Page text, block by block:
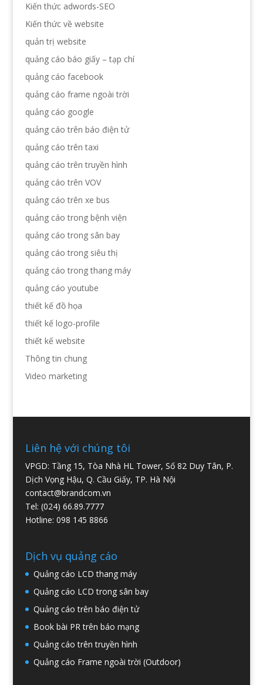
Kiến thức adwords-SEO
Kiến thức về website
quản trị website
quảng cáo báo giấy – tạp chí
quảng cáo facebook
quảng cáo frame ngoài trời
quảng cáo google
quảng cáo trên báo điện tử
quảng cáo trên taxi
quảng cáo trên truyền hình
quảng cáo trên VOV
quảng cáo trên xe bus
quảng cáo trong bệnh viện
quảng cáo trong sân bay
quảng cáo trong siêu thị
quảng cáo trong thang máy
quảng cáo youtube
thiết kế đồ họa
thiết kế logo-profile
thiết kế website
Thông tin chung
Video marketing
Liên hệ với chúng tôi
VPGD: Tầng 15, Tòa Nhà HL Tower, Số 82 Duy Tân, P.
Dịch Vọng Hậu, Q. Cầu Giấy, TP. Hà Nội
contact@brandcom.vn
Tel: (024) 66.89.7777
Hotline: 098 145 8866
Dịch vụ quảng cáo
Quảng cáo LCD thang máy
Quảng cáo LCD trong sân bay
Quảng cáo trên báo điện tử
Book bài PR trên báo mạng
Quảng cáo trên truyền hình
Quảng cáo Frame ngoài trời (Outdoor)